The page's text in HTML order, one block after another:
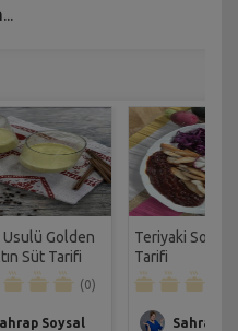
Usulü Golden
Süt Tarifi
(0)
Soysal
Teriyaki Soslu
Tarifi
Sahrap